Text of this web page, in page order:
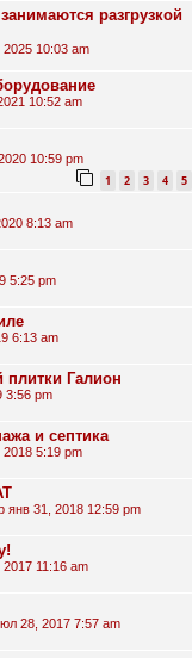
разгрузкой
2025 10:03 am
10:52 am
10:59 pm
1 2 3 4 5
8:13 am
5:25 pm
6:13 am
плитки Галион
3:56 pm
и септика
5:19 pm
янв 31, 2018 12:59 pm
2017 11:16 am
28, 2017 7:57 am